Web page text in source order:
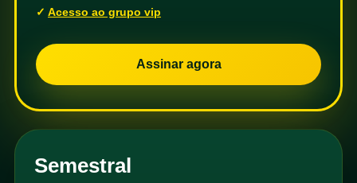
Acesso ao grupo vip
Assinar agora
Semestral